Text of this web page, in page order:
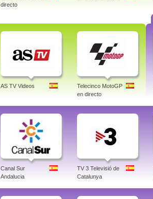
directo
AS TV Videos
Telecinco MotoGP
en directo
Canal Sur
Andalucia
TV 3 Televisió de
Catalunya